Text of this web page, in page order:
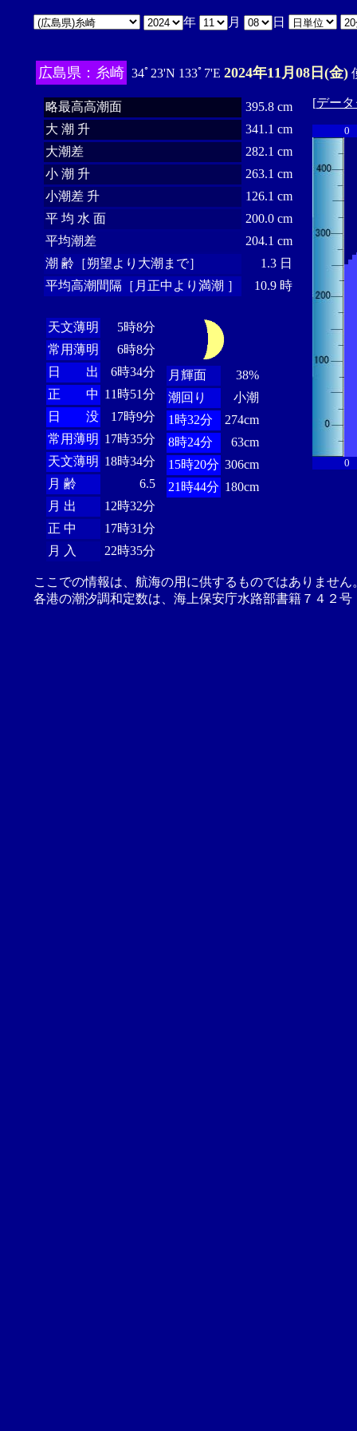
年 月 日
広島県：糸崎 34ﾟ23'N 133ﾟ7'E 2024年11月08日(金)
略最高高潮面
395.8 cm
大 潮 升
341.1 cm
大潮差
282.1 cm
小 潮 升
263.1 cm
小潮差 升
126.1 cm
平 均 水 面
200.0 cm
平均潮差
204.1 cm
潮 齢［朔望より大潮まで］
1.3 日
平均高潮間隔［月正中より満潮 ］
10.9 時
天文薄明
5時8分
常用薄明
6時8分
日 出
6時34分
正 中 11時51分
日 没
17時9分
常用薄明 17時35分
天文薄明 18時34分
月 齢
6.5
月 出
12時32分
正 中
17時31分
月 入
22時35分
月輝面
38%
潮回り
小潮
1時32分
274cm
8時24分
63cm
15時20分 306cm
21時44分 180cm
[デー
0
0
ここでの情報は、航海の用に供するものではありませ
各港の潮汐調和定数は、海上保安庁水路部書籍７４２